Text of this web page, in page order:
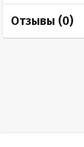
Отзывы (0)